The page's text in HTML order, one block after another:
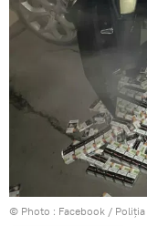
© Photo : Facebook /